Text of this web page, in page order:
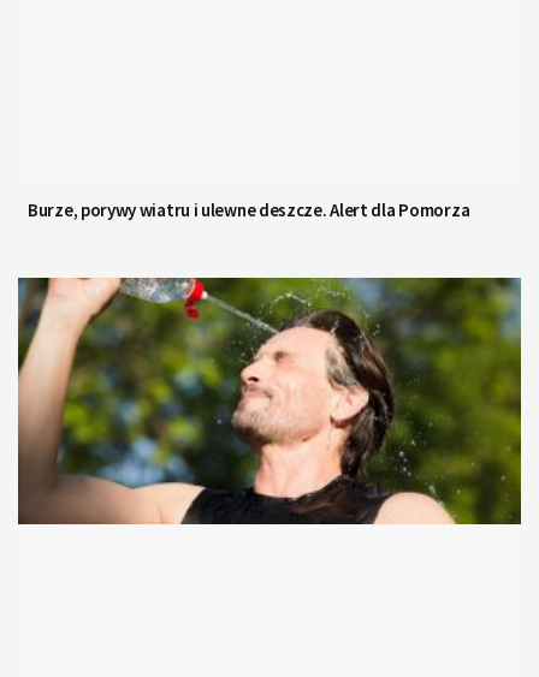
Burze, porywy wiatru i ulewne deszcze. Alert dla Pomorza